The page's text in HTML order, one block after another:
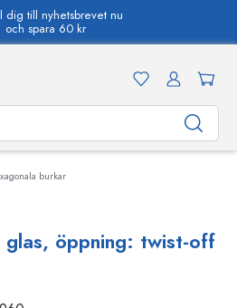
dig till nyhetsbrevet nu
och spara 60 kr
burkar
öppning: twist-off